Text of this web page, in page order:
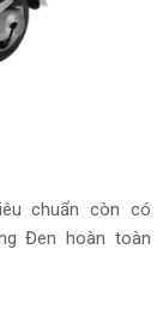
chuẩn còn có
Đen hoàn toàn